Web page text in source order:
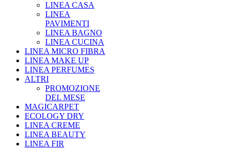
LINEA CASA
LINEA
PAVIMENTI
LINEA BAGNO
LINEA CUCINA
LINEA MICRO FIBRA
LINEA MAKE UP
LINEA PERFUMES
ALTRI
PROMOZIONE
DEL MESE
MAGICARPET
ECOLOGY DRY
LINEA CREME
LINEA BEAUTY
LINEA FIR